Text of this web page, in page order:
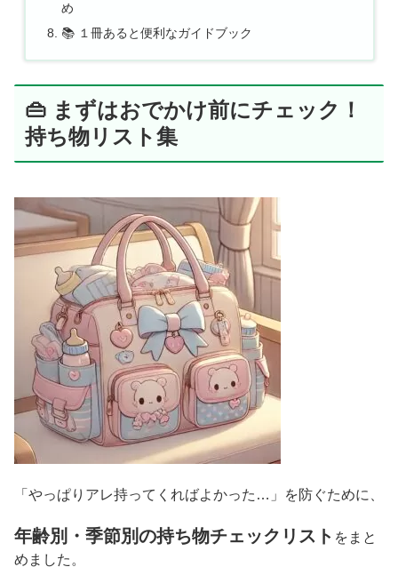
め
📚 １冊あると便利なガイドブック
👜 まずはおでかけ前にチェック！
持ち物リスト集
「やっぱりアレ持ってくればよかった…」を防ぐために、
年齢別・季節別の持ち物チェックリスト をまと
めました。